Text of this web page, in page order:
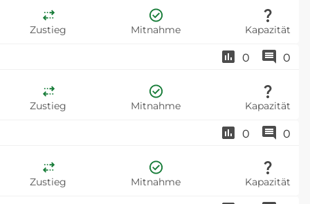
Zustieg
Mitnahme Kapazität
0 0
Zustieg
Mitnahme Kapazität
0 0
Zustieg
Mitnahme Kapazität